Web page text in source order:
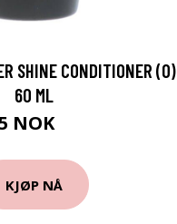
SHINE CONDITIONER (O)
60 ML
NOK
KJØP NÅ